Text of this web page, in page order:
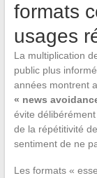
formats
usages
La multiplication
public plus
années montrent
« news
évite
de la répétitivité
sentiment de ne
Les formats «